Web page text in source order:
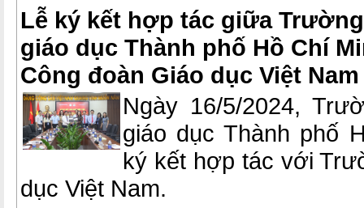
Lễ ký kết hợp tác giữa
giáo dục Thành phố Hồ Chí
Công đoàn Giáo dục Việt Nam
Ngày 16/5/2024,
giáo dục Thành phố
ký kết hợp tác với
dục Việt Nam.